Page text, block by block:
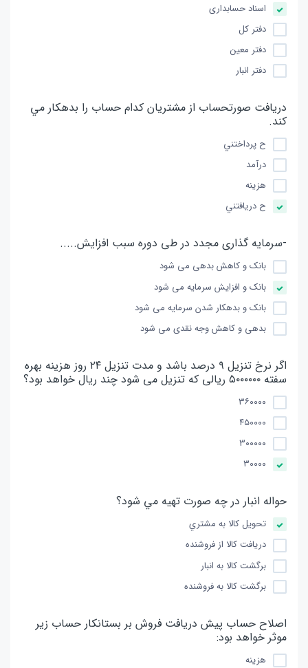
اسناد حسابداری
دفتر کل
دفتر معین
دفتر انبار
دريافت صورتحساب از مشتريان كدام حساب را بدهكار مي
كند.
ح پرداختني
درآمد
هزينه
ح دريافتني
-سرمایه گذاری مجدد در طی دوره سبب افزایش.....
بانک و کاهش بدهی می شود
بانک و افزایش سرمایه می شود
بانک و بدهکار شدن سرمایه می شود
بدهی و کاهش وجه نقدی می شود
اگر نرخ تنزیل ۹ درصد باشد و مدت تنزیل ۲۴ روز هزینه بهره
سفته ۵۰۰۰۰۰۰ ریالی که تنزیل می شود چند ریال خواهد بود؟
۳۶۰۰۰۰
۴۵۰۰۰۰
۳۰۰۰۰۰
۳۰۰۰۰
حواله انبار در چه صورت تهيه مي شود؟
تحويل كالا به مشتري
دريافت كالا از فروشنده
برگشت كالا به انبار
برگشت كالا به فروشنده
اصلاح حساب پیش دریافت فروش بر بستانکار حساب زیر
موثر خواهد بود:
هزینه